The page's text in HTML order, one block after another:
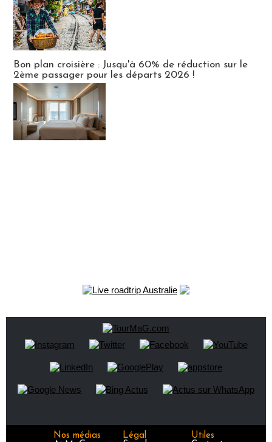
Bon plan croisière : Jusqu'à 60% de réduction sur le
2ème passager pour les départs 2026 !
Nos médias
Légal
Utiles